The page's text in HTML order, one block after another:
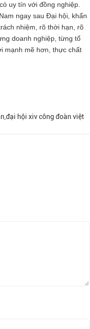
uy tín với đồng nghiệp.
ngay sau Đại hội, khẩn
nhiệm, rõ thời hạn, rõ
doanh nghiệp, từng tổ
mạnh mẽ hơn, thực chất
hội xiv công đoàn việt